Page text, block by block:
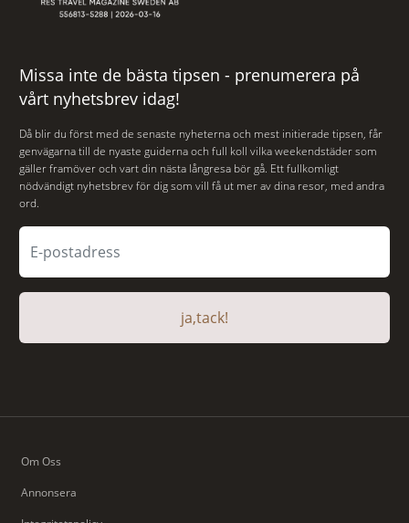
Missa inte de bästa tipsen - prenumerera på
vårt nyhetsbrev idag!
Då blir du först med de senaste nyheterna och mest initierade tipsen, får
genvägarna till de nyaste guiderna och full koll vilka weekendstäder som
gäller framöver och vart din nästa långresa bör gå. Ett fullkomligt
nödvändigt nyhetsbrev för dig som vill få ut mer av dina resor, med andra
ord.
ja,tack!
Om Oss
Annonsera